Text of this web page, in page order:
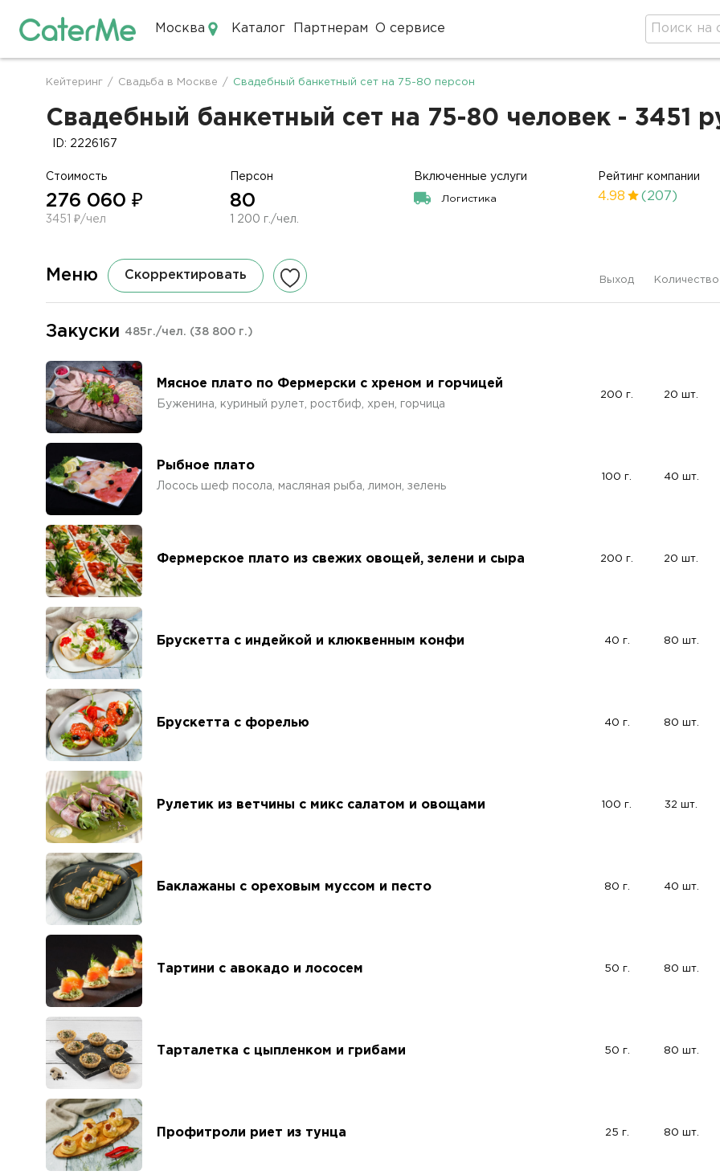
Москва Каталог Партнерам О сервисе
Строка
навигации
Кейтеринг / Свадьба в Москве / Свадебный банкетный сет на 75-80 персон
Свадебный банкетный сет на 75-80 человек - 3451
ID: 2226167
Стоимость
276 060 ₽
3451 ₽/чел
Персон
80
1 200 г./чел.
Включенные услуги
Логистика
Рейтинг компании
4.98 (207)
Меню Скорректировать Выход Количество
Закуски 485г./чел. (38 800 г.)
Мясное плато по Фермерски с хреном и горчицей
Буженина, куриный рулет, ростбиф, хрен, горчица
200 г. 20 шт.
Рыбное плато
Лосось шеф посола, масляная рыба, лимон, зелень
100 г. 40 шт.
Фермерское плато из свежих овощей, зелени и сыра 200 г. 20 шт.
Брускетта с индейкой и клюквенным конфи 40 г. 80 шт.
Брускетта с форелью 40 г. 80 шт.
Рулетик из ветчины с микс салатом и овощами 100 г. 32 шт.
Баклажаны с ореховым муссом и песто 80 г. 40 шт.
Тартини с авокадо и лососем 50 г. 80 шт.
Тарталетка с цыпленком и грибами 50 г. 80 шт.
Профитроли риет из тунца 25 г. 80 шт.